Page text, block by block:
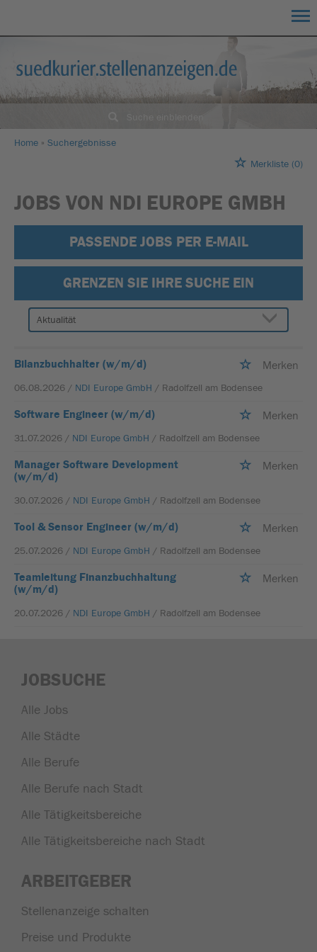
Home
Suchergebnisse
Merkliste (0)
JOBS VON NDI EUROPE GMBH
PASSENDE JOBS PER E-MAIL
GRENZEN SIE IHRE SUCHE EIN
Bilanzbuchhalter (w/m/d) Merken
06.08.2026 / NDI Europe GmbH / Radolfzell am Bodensee
Software Engineer (w/m/d) Merken
31.07.2026 / NDI Europe GmbH / Radolfzell am Bodensee
Manager Software Development
(w/m/d)
Merken
30.07.2026 / NDI Europe GmbH / Radolfzell am Bodensee
Tool & Sensor Engineer (w/m/d) Merken
25.07.2026 / NDI Europe GmbH / Radolfzell am Bodensee
Teamleitung Finanzbuchhaltung
(w/m/d)
Merken
20.07.2026 / NDI Europe GmbH / Radolfzell am Bodensee
JOBSUCHE
Alle Jobs
Alle Städte
Alle Berufe
Alle Berufe nach Stadt
Alle Tätigkeitsbereiche
Alle Tätigkeitsbereiche nach Stadt
ARBEITGEBER
Stellenanzeige schalten
Preise und Produkte